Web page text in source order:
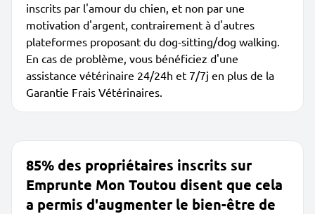
inscrits par l'amour du chien, et non par une
motivation d'argent, contrairement à d'autres
plateformes proposant du dog-sitting/dog walking.
En cas de problème, vous bénéficiez d'une
assistance vétérinaire 24/24h et 7/7j en plus de la
Garantie Frais Vétérinaires.
85% des propriétaires inscrits sur
Emprunte Mon Toutou disent que cela
a permis d'augmenter le bien-être de